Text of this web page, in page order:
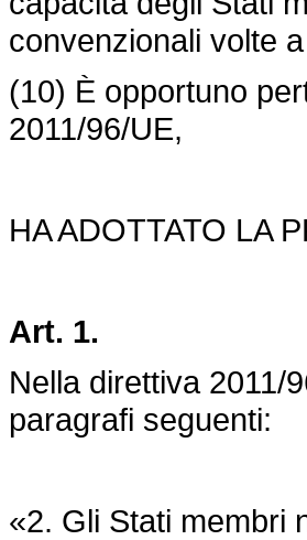
convenzionali volte
(10) È opportuno
2011/96/UE,
HA ADOTTATO LA
Art. 1.
Nella direttiva 2011/
paragrafi seguenti:
«2. Gli Stati membri